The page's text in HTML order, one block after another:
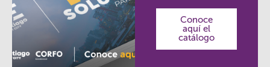
Conoce
aquí el
catálogo